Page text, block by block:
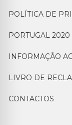
POLÍTICA DE
PORTUGAL 2020
INFORMAÇÃO
LIVRO DE
CONTACTOS